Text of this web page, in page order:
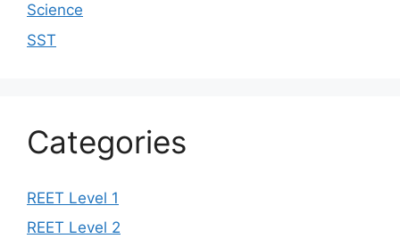
Science
SST
Categories
REET Level 1
REET Level 2